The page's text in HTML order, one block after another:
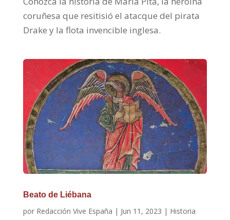
coruñesa que resitisió el atacque del pirata
Drake y la flota invencible inglesa.
Beato de Liébana
por Redacción Vive España | Jun 11, 2023 | Historia